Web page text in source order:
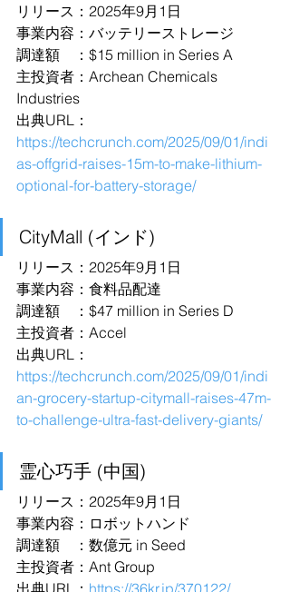
リリース：2025年9月1日
事業内容：バッテリーストレージ
調達額　：$15 million in Series A
主投資者：Archean Chemicals
Industries
出典URL：
https://techcrunch.com/2025/09/01/indi
as-offgrid-raises-15m-to-make-lithium-
optional-for-battery-storage/
CityMall (インド)
リリース：2025年9月1日
事業内容：食料品配達
調達額　：$47 million in Series D
主投資者：Accel
出典URL：
https://techcrunch.com/2025/09/01/indi
an-grocery-startup-citymall-raises-47m-
to-challenge-ultra-fast-delivery-giants/
霊心巧手 (中国)
リリース：2025年9月1日
事業内容：ロボットハンド
調達額　：数億元 in Seed
主投資者：Ant Group
出典URL： https://36kr.jp/370122/